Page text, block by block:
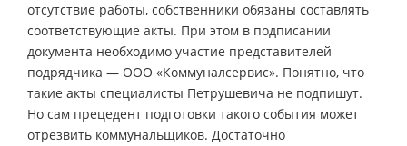
отсутствие работы, собственники обязаны составлять
соответствующие акты. При этом в подписании
документа необходимо участие представителей
подрядчика — ООО «Коммуналсервис». Понятно, что
такие акты специалисты Петрушевича не подпишут.
Но сам прецедент подготовки такого события может
отрезвить коммунальщиков. Достаточно